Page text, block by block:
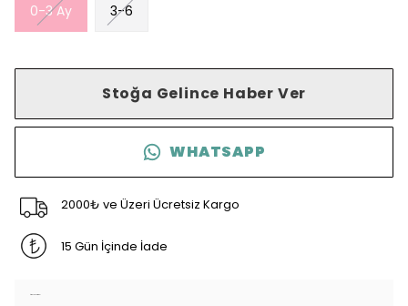
0-3 Ay 3-6
Stoğa Gelince Haber Ver
WHATSAPP
2000₺ ve Üzeri Ücretsiz Kargo
15 Gün İçinde İade